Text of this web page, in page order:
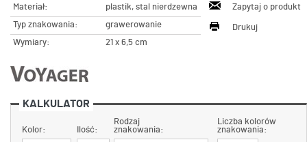
Materiał:
plastik, stal nierdzewna
Typ znakowania:
grawerowanie
Wymiary:
21 x 6,5 cm
Zapytaj o produkt
Drukuj
KALKULATOR
Kolor: Ilość:
Rodzaj
znakowania:
Liczba kolorów
znakowania: